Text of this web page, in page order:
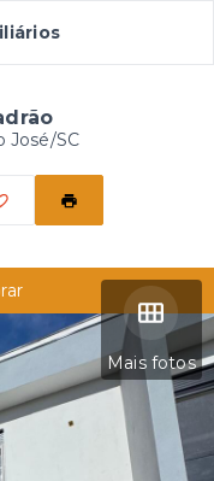
José/SC
Mais fotos